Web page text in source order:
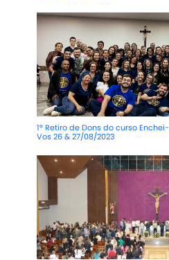
1º Retiro de Dons do curso Enchei-
Vos 26 & 27/08/2023